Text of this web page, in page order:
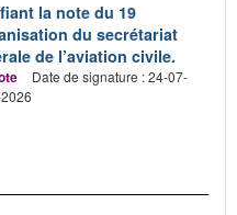
la note du 19
du secrétariat
de l’aviation civile.
Date de signature : 24-07-